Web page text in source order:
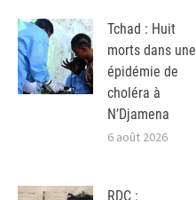
Tchad : Huit
morts dans une
épidémie de
choléra à
N’Djamena
6 août 2026
RDC :